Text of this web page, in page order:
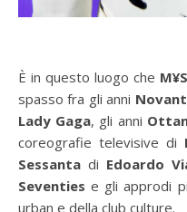
È in questo luogo che
spasso fra gli anni
Lady Gaga, gli anni
coreografie televisive di
Sessanta di Edoardo
Seventies e gli approdi
urban e della club culture.